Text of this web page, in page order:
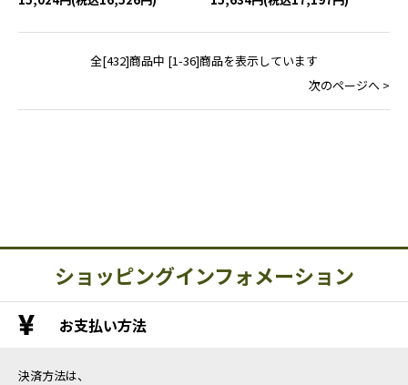
全[432]商品中 [1-36]商品を表示しています
次のページへ >
ショッピングインフォメーション
お支払い方法
決済方法は、